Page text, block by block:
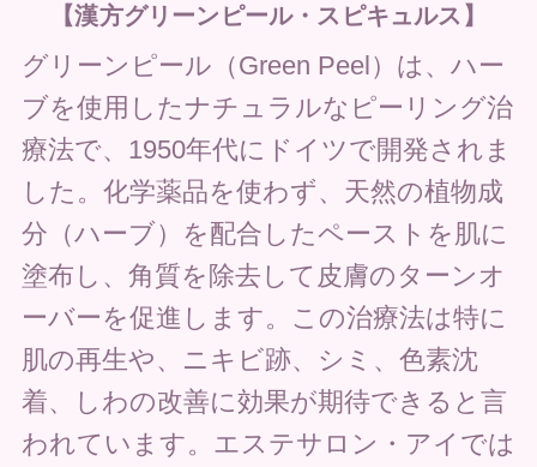
【漢方グリーンピール・スピキュルス】
グリーンピール（Green Peel）は、ハー
ブを使用したナチュラルなピーリング治
療法で、1950年代にドイツで開発されま
した。化学薬品を使わず、天然の植物成
分（ハーブ）を配合したペーストを肌に
塗布し、角質を除去して皮膚のターンオ
ーバーを促進します。この治療法は特に
肌の再生や、ニキビ跡、シミ、色素沈
着、しわの改善に効果が期待できると言
われています。エステサロン・アイでは